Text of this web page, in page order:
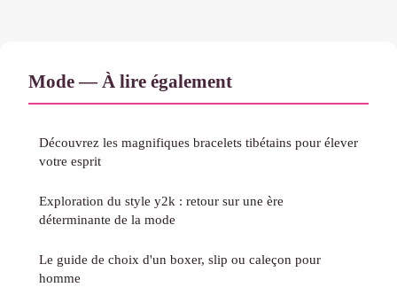
Mode — À lire également
Découvrez les magnifiques bracelets tibétains pour élever
votre esprit
Exploration du style y2k : retour sur une ère
déterminante de la mode
Le guide de choix d'un boxer, slip ou caleçon pour
homme